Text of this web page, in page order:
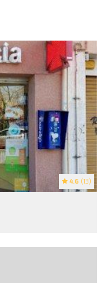
4.6 (13)